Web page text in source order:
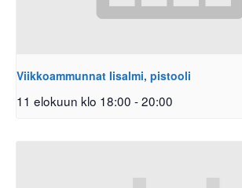
Viikkoammunnat Iisalmi, pistooli
11 elokuun klo 18:00 -20:00